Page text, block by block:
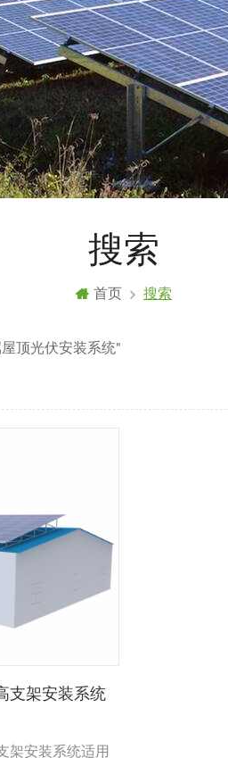
搜索
首页 搜索
顶光伏安装系统"
支架安装系统
架安装系统适用